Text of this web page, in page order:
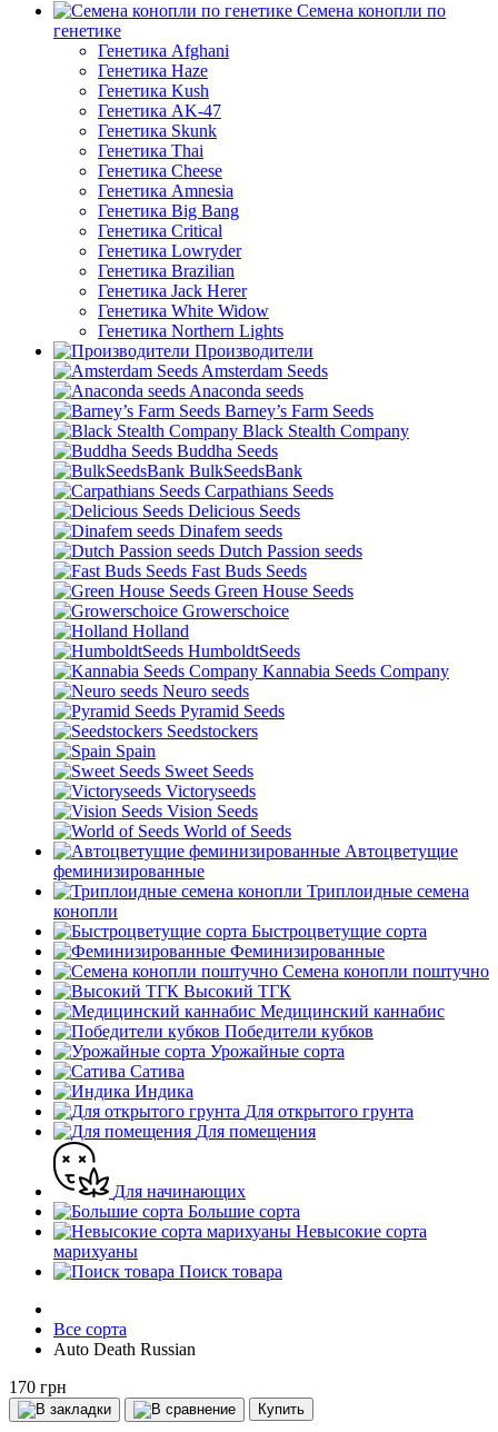
Семена конопли по
генетике
Генетика Afghani
Генетика Haze
Генетика Kush
Генетика AK-47
Генетика Skunk
Генетика Thai
Генетика Cheese
Генетика Amnesia
Генетика Big Bang
Генетика Critical
Генетика Lowryder
Генетика Brazilian
Генетика Jack Herer
Генетика White Widow
Генетика Northern Lights
Производители
Amsterdam Seeds
Anaconda seeds
Barney’s Farm Seeds
Black Stealth Company
Buddha Seeds
BulkSeedsBank
Carpathians Seeds
Delicious Seeds
Dinafem seeds
Dutch Passion seeds
Fast Buds Seeds
Green House Seeds
Growerschoice
Holland
HumboldtSeeds
Kannabia Seeds Company
Neuro seeds
Pyramid Seeds
Seedstockers
Spain
Sweet Seeds
Victoryseeds
Vision Seeds
World of Seeds
Автоцветущие
феминизированные
Триплоидные семена
конопли
Быстроцветущие сорта
Феминизированные
Семена конопли поштучно
Высокий ТГК
Медицинский каннабис
Победители кубков
Урожайные сорта
Сатива
Индика
Для открытого грунта
Для помещения
Для начинающих
Большие сорта
Невысокие сорта
марихуаны
Поиск товара
Все сорта
Auto Death Russian
170 грн
Купить